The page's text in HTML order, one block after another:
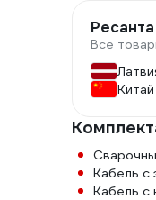
Ресанта
Все
Кабель с
Кабель с